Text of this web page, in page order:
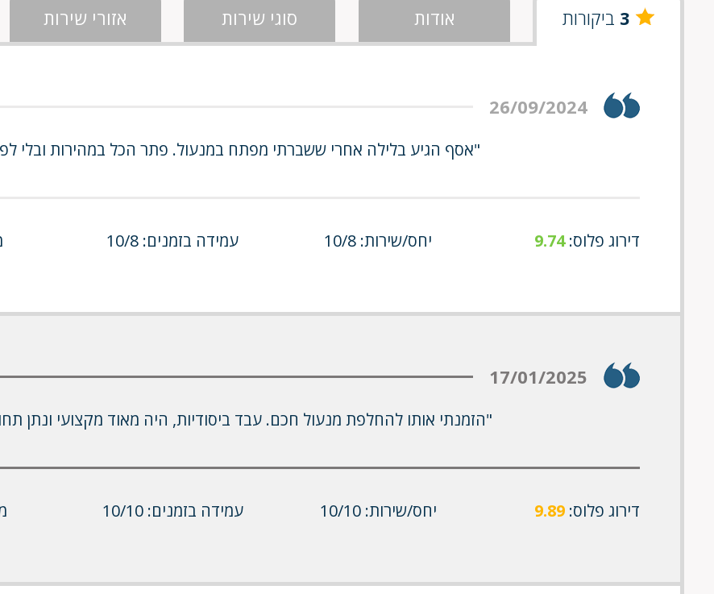
3 ביקורות אודות סוגי שירות אזורי שירות
26/09/2024
"אסף הגיע בלילה אחרי ששברתי מפתח במנעול. פתר הכל במהירות ובלי
דירוג פלוס:9.74 יחס/שירות: 10/8 עמידה בזמנים: 10/8
17/01/2025
"הזמנתי אותו להחלפת מנעול חכם. עבד ביסודיות, היה מאוד מקצועי ונתן
דירוג פלוס: 9.89 יחס/שירות: 10/10 עמידה בזמנים: 10/10